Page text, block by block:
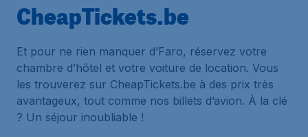
CheapTickets.be
Et pour ne rien manquer d’Faro, réservez votre
chambre d’hôtel et votre voiture de location. Vous
les trouverez sur CheapTickets.be à des prix très
avantageux, tout comme nos billets d’avion. À la clé
? Un séjour inoubliable !